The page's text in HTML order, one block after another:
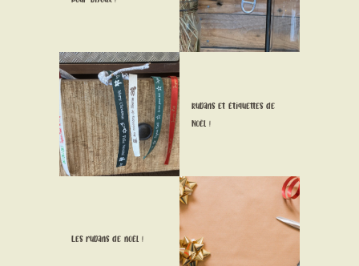
CONTACT
Rubans et étiquettes de
Noël !
Les rubans de noël !